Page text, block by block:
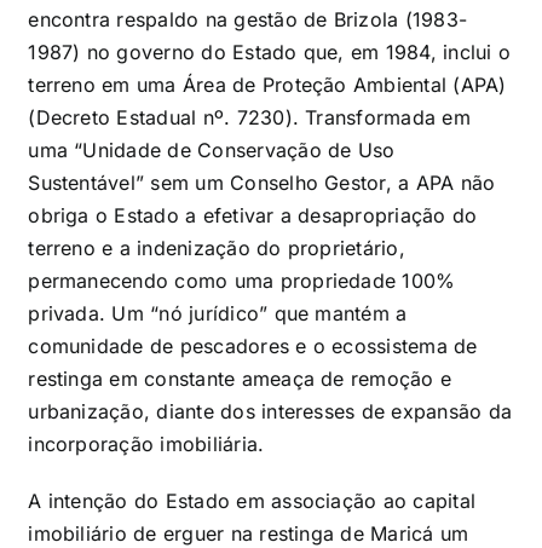
encontra respaldo na gestão de Brizola (1983-
1987) no governo do Estado que, em 1984, inclui o
terreno em uma Área de Proteção Ambiental (APA)
(Decreto Estadual nº. 7230). Transformada em
uma “Unidade de Conservação de Uso
Sustentável” sem um Conselho Gestor, a APA não
obriga o Estado a efetivar a desapropriação do
terreno e a indenização do proprietário,
permanecendo como uma propriedade 100%
privada. Um “nó jurídico” que mantém a
comunidade de pescadores e o ecossistema de
restinga em constante ameaça de remoção e
urbanização, diante dos interesses de expansão da
incorporação imobiliária.
A intenção do Estado em associação ao capital
imobiliário de erguer na restinga de Maricá um